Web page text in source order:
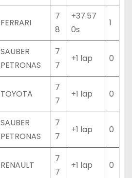
FERRARI
7
8
+37.57
0s
1
SAUBER
PETRONAS
7
7
+1 lap 0
TOYOTA
7
7
+1 lap 0
SAUBER
PETRONAS
7
7
+1 lap 0
RENAULT
7
7
+1 lap 0